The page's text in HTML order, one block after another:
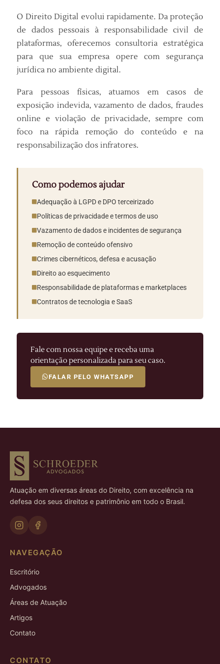
O Direito Digital evolui rapidamente. Da proteção
de dados pessoais à responsabilidade civil de
plataformas, oferecemos consultoria estratégica
para que sua empresa opere com segurança
jurídica no ambiente digital.
Para pessoas físicas, atuamos em casos de
exposição indevida, vazamento de dados, fraudes
online e violação de privacidade, sempre com
foco na rápida remoção do conteúdo e na
responsabilização dos infratores.
Como podemos ajudar
Adequação à LGPD e DPO terceirizado
Políticas de privacidade e termos de uso
Vazamento de dados e incidentes de segurança
Remoção de conteúdo ofensivo
Crimes cibernéticos, defesa e acusação
Direito ao esquecimento
Responsabilidade de plataformas e marketplaces
Contratos de tecnologia e SaaS
Fale com nossa equipe e receba uma
orientação personalizada para seu caso.
FALAR PELO WHATSAPP
Atuação em diversas áreas do Direito, com excelência na
defesa dos seus direitos e patrimônio em todo o Brasil.
NAVEGAÇÃO
Escritório
Advogados
Áreas de Atuação
Artigos
Contato
CONTATO